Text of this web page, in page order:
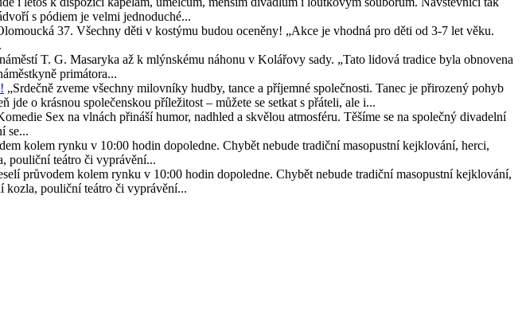
s pódiem je velmi jednoduché...
37. Všechny děti v kostýmu budou oceněny! „Akce je vhodná pro děti od 3-7 let věku.
T. G. Masaryka až k mlýnskému náhonu v Kolářovy sady. „Tato lidová tradice byla obnovena
primátora...
„Srdečně zveme všechny milovníky hudby, tance a příjemné společnosti. Tanec je přirozený pohyb
o krásnou společenskou příležitost – můžete se setkat s přáteli, ale i...
Sex na vlnách přináší humor, nadhled a skvělou atmosféru. Těšíme se na společný divadelní
se...
kolem rynku v 10:00 hodin dopoledne. Chybět nebude tradiční masopustní kejklování, herci,
pouliční teátro či vyprávění...
průvodem kolem rynku v 10:00 hodin dopoledne. Chybět nebude tradiční masopustní kejklování,
kozla, pouliční teátro či vyprávění...